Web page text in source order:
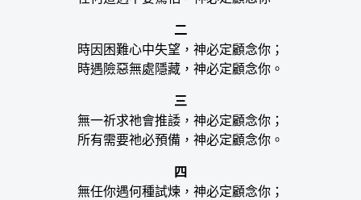
二
時因困難心中失望，神必定顧念你；
時遇險惡無處隱藏，神必定顧念你。
三
無一祈求祂會推諉，神必定顧念你；
所有需要祂必預備，神必定顧念你。
四
無任你遇何種試煉，神必定顧念你；